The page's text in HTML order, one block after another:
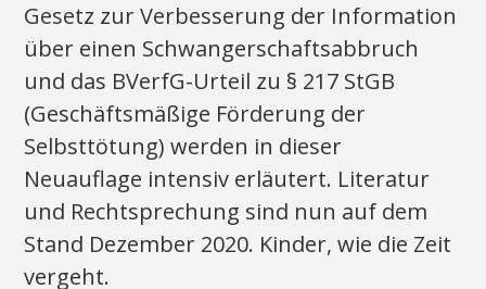
Gesetz zur Verbesserung der Information
über einen Schwangerschaftsabbruch
und das BVerfG-Urteil zu § 217 StGB
(Geschäftsmäßige Förderung der
Selbsttötung) werden in dieser
Neuauflage intensiv erläutert. Literatur
und Rechtsprechung sind nun auf dem
Stand Dezember 2020. Kinder, wie die Zeit
vergeht.